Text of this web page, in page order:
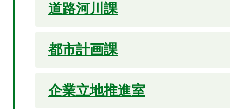
道路河川課
都市計画課
企業立地推進室